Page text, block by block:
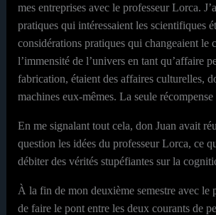
mes entreprises avec le professeur Lorca.
pratiques qui intéressaient les scientifiques
considérations pratiques qui changeaient le
l’immensité de l’univers en tant qu’affaire
fabrication, étaient des affaires culturelles,
machines eux-mêmes. La seule
En me signalant tout cela, don Juan avait
question les idées du professeur Lorca, ce
débiter des vérités stupéfiantes sur la
À la fin de mon deuxième semestre avec le
de faire le pont entre les deux courants de